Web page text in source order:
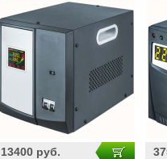
13400 руб.